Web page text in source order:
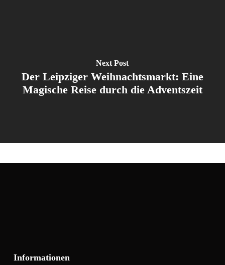
Next Post
Der Leipziger Weihnachtsmarkt: Eine
Magische Reise durch die Adventszeit
Informationen